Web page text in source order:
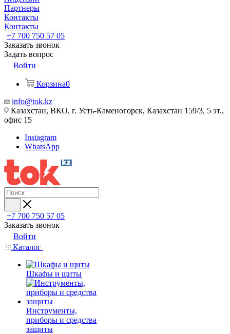
Партнеры
Контакты
Контакты
+7 700 750 57 05
Заказать звонок
Задать вопрос
Войти
Корзина0
info@tok.kz
Казахстан, ВКО, г. Усть-Каменогорск, Казахстан 159/3, 5 эт.,
офис 15
Instagram
WhatsApp
+7 700 750 57 05
Заказать звонок
Войти
Каталог
Шкафы и щиты
Инструменты,
приборы и средства
защиты